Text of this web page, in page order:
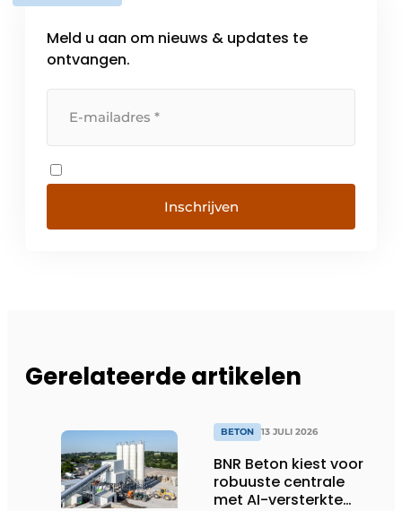
Meld u aan om nieuws & updates te
ontvangen.
Inschrijven
Gerelateerde artikelen
BETON 13 JULI 2026
BNR Beton kiest voor
robuuste centrale
met AI-versterkte